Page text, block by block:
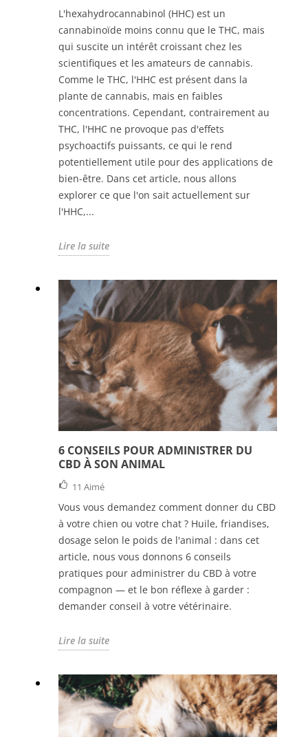
L'hexahydrocannabinol (HHC) est un
cannabinoïde moins connu que le THC, mais
qui suscite un intérêt croissant chez les
scientifiques et les amateurs de cannabis.
Comme le THC, l'HHC est présent dans la
plante de cannabis, mais en faibles
concentrations. Cependant, contrairement au
THC, l'HHC ne provoque pas d'effets
psychoactifs puissants, ce qui le rend
potentiellement utile pour des applications de
bien-être. Dans cet article, nous allons
explorer ce que l'on sait actuellement sur
l'HHC,...
Lire la suite
6 CONSEILS POUR ADMINISTRER DU
CBD À SON ANIMAL
11 Aimé
Vous vous demandez comment donner du CBD
à votre chien ou votre chat ? Huile, friandises,
dosage selon le poids de l'animal : dans cet
article, nous vous donnons 6 conseils
pratiques pour administrer du CBD à votre
compagnon — et le bon réflexe à garder :
demander conseil à votre vétérinaire.
Lire la suite